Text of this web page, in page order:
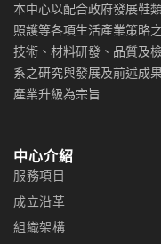
本中心以配合政府發展鞋
照護等各項生活產業策略
技術、材料研發、品質及
系之研究與發展及前述成
產業升級為宗旨
中心介紹
服務項目
成立沿革
組織架構